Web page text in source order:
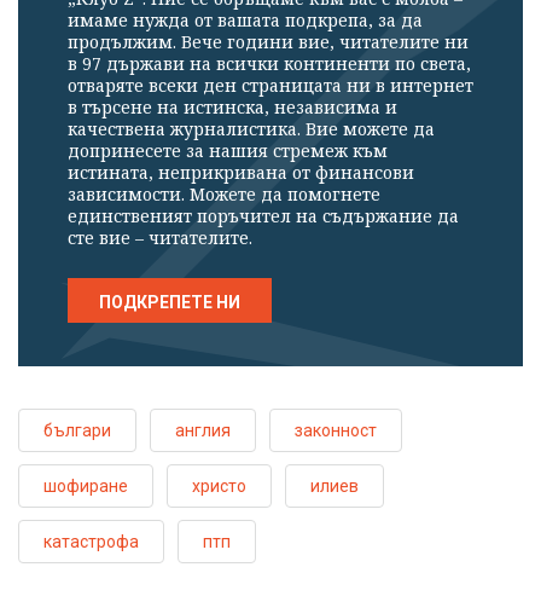
имаме нужда от вашата подкрепа, за да
продължим. Вече години вие, читателите ни
в 97 държави на всички континенти по света,
отваряте всеки ден страницата ни в интернет
в търсене на истинска, независима и
качествена журналистика. Вие можете да
допринесете за нашия стремеж към
истината, неприкривана от финансови
зависимости. Можете да помогнете
единственият поръчител на съдържание да
сте вие – читателите.
ПОДКРЕПЕТЕ НИ
българи англия законност
шофиране христо илиев
катастрофа птп